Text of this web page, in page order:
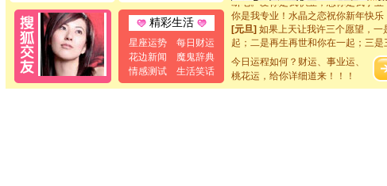
精彩生活
星座运势
每日财运
花边新闻
魔鬼辞典
情感测试
生活笑话
你是我专业！水晶之恋祝你新年快乐
[元旦]如果上天让我许三个愿望，一
起；二是再生再世和你在一起；三是
离。水晶之恋祝你新年快乐
[元旦]当我狠下心扭头离去那一刻，
泣，这痛楚让我明白我多么爱你。我
卖了。水晶之恋祝你新年快乐。
今日运程如何？财运、事业运、
桃花运，给你详细道来！！！